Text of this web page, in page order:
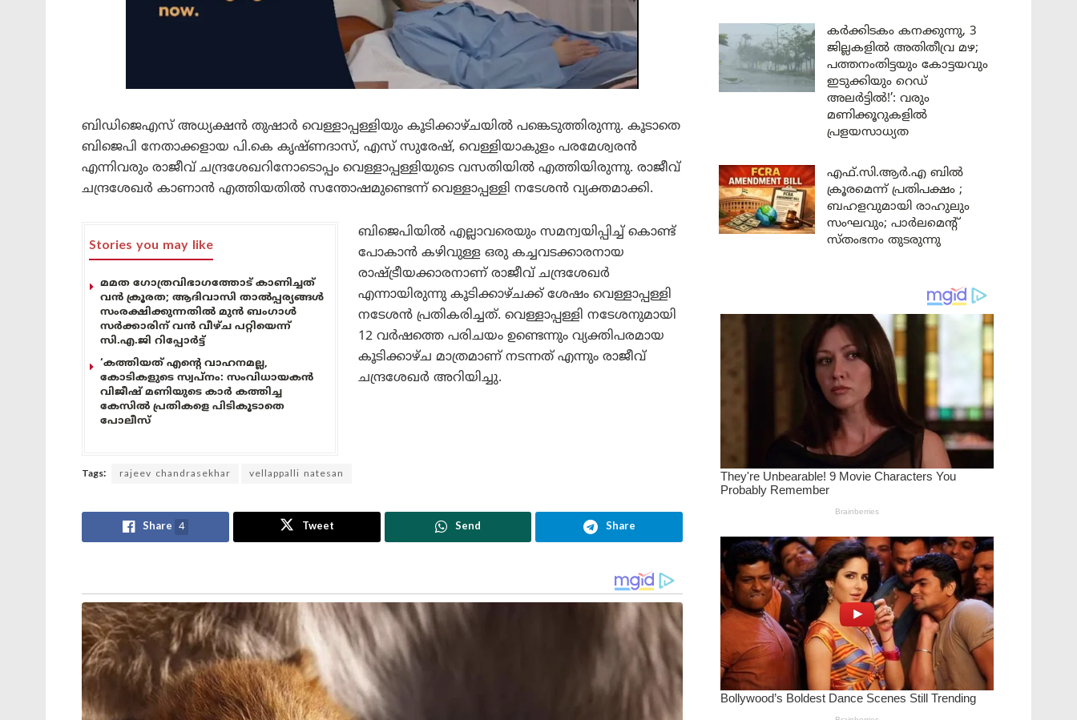
ബിഡിജെഎസ് അധ്യക്ഷൻ തുഷാർ വെള്ളാപ്പള്ളിയും കൂടിക്കാഴ്ചയിൽ പങ്കെടുത്തിരുന്നു. കൂടാതെ
ബിജെപി നേതാക്കളായ പി.കെ കൃഷ്ണദാസ്, എസ് സുരേഷ്, വെള്ളിയാകുളം പരമേശ്വരൻ
എന്നിവരും രാജീവ് ചന്ദ്രശേഖറിനോടൊപ്പം വെള്ളാപ്പള്ളിയുടെ വസതിയിൽ എത്തിയിരുന്നു. രാജീവ്
ചന്ദ്രശേഖർ കാണാൻ എത്തിയതിൽ സന്തോഷമുണ്ടെന്ന് വെള്ളാപ്പള്ളി നടേശൻ വ്യക്തമാക്കി.
Stories you may like
മമത ഗോത്രവിഭാഗത്തോട് കാണിച്ചത്
വൻ ക്രൂരത; ആദിവാസി താൽപ്പര്യങ്ങൾ
സംരക്ഷിക്കുന്നതിൽ മുൻ ബംഗാൾ
സർക്കാരിന് വൻ വീഴ്ച പറ്റിയെന്ന്
സി.എ.ജി റിപ്പോർട്ട്
‘കത്തിയത് എന്റെ വാഹനമല്ല,
കോടികളുടെ സ്വപ്നം: സംവിധായകൻ
വിജീഷ് മണിയുടെ കാർ കത്തിച്ച
കേസിൽ പ്രതികളെ പിടികൂടാതെ
പോലീസ്
ബിജെപിയിൽ എല്ലാവരെയും സമന്വയിപ്പിച്ച് കൊണ്ട്
പോകാൻ കഴിവുള്ള ഒരു കച്ചവടക്കാരനായ
രാഷ്ട്രീയക്കാരനാണ് രാജീവ് ചന്ദ്രശേഖർ
എന്നായിരുന്നു കൂടിക്കാഴ്ചക്ക് ശേഷം വെള്ളാപ്പള്ളി
നടേശൻ പ്രതികരിച്ചത്. വെള്ളാപ്പള്ളി നടേശനുമായി
12 വർഷത്തെ പരിചയം ഉണ്ടെന്നും വ്യക്തിപരമായ
കൂടിക്കാഴ്ച മാത്രമാണ് നടന്നത് എന്നും രാജീവ്
ചന്ദ്രശേഖർ അറിയിച്ചു.
Tags: rajeev chandrasekhar vellappalli natesan
Share 4 Tweet Send Share
കർക്കിടകം കനക്കുന്നു, 3
ജില്ലകളിൽ അതിതീവ്ര മഴ;
പത്തനംതിട്ടയും കോട്ടയവും
ഇടുക്കിയും റെഡ്
അലർട്ടിൽ!’: വരും
മണിക്കൂറുകളിൽ
പ്രളയസാധ്യത
എഫ്.സി.ആർ.എ ബിൽ
ക്രൂരമെന്ന് പ്രതിപക്ഷം ;
ബഹളവുമായി രാഹുലും
സംഘവും; പാർലമെന്റ്
സ്തംഭനം തുടരുന്നു